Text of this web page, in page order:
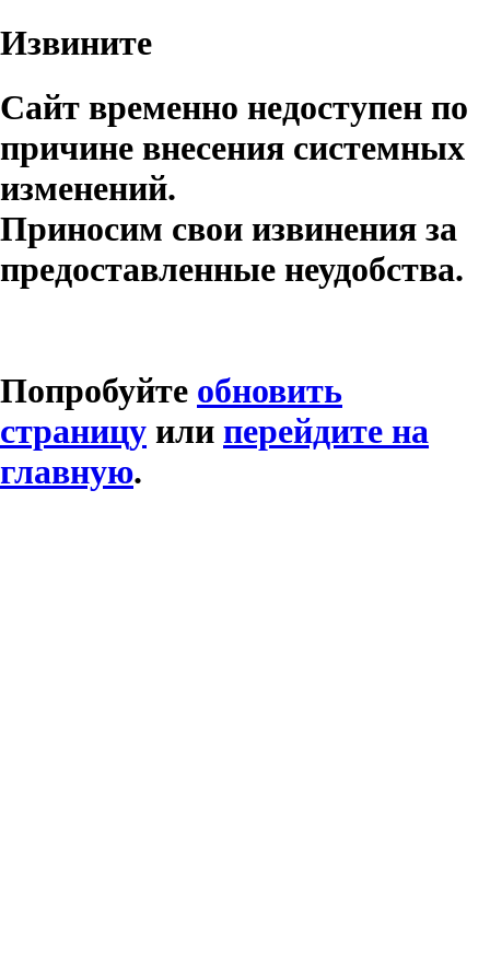
Извините
Сайт временно недоступен по
причине внесения системных
изменений.
Приносим свои извинения за
предоставленные неудобства.
Попробуйте обновить
страницу или перейдите на
главную.